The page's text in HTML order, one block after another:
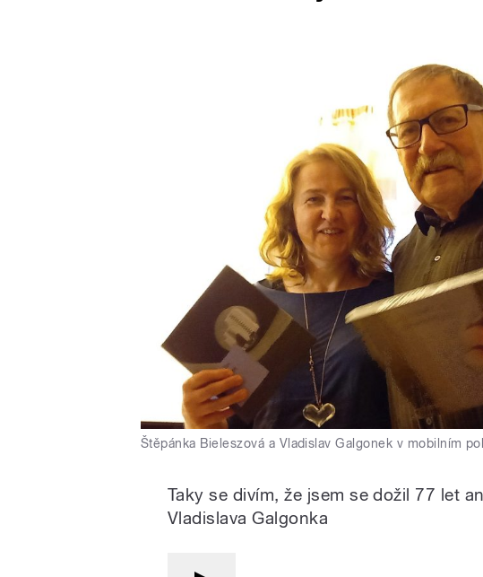
Štěpánka Bieleszová a Vladislav Galgonek v mobilním
Taky se divím, že jsem se dožil 77 let
Vladislava Galgonka